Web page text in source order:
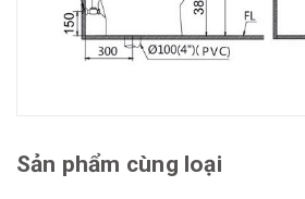
Sản phẩm cùng loại